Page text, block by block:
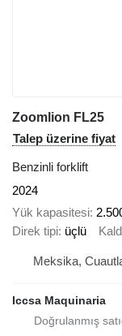
Zoomlion FL25
Talep üzerine fiyat
Benzinli forklift
2024
Yük kapasitesi
Direk tipi üçlü
Meksika,
Iccsa Maquinaria